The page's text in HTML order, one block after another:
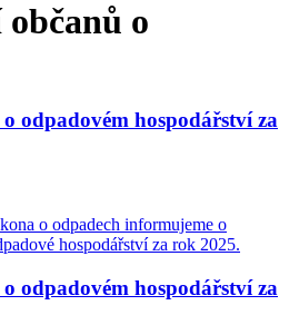
o
odpadovém hospodářství za
o odpadech informujeme o
hospodářství za rok 2025.
odpadovém hospodářství za